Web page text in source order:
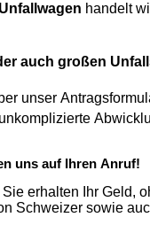
Unfallwagen
auch großen
unser
uns auf Ihren Anruf!
Sie erhalten Ihr Geld,